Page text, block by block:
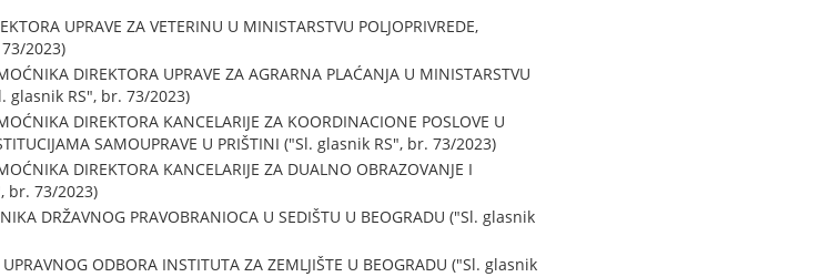
UPRAVE ZA VETERINU U MINISTARSTVU POLJOPRIVREDE,
73/2023)
DIREKTORA UPRAVE ZA AGRARNA PLAĆANJA U MINISTARSTVU
glasnik RS", br. 73/2023)
DIREKTORA KANCELARIJE ZA KOORDINACIONE POSLOVE U
SAMOUPRAVE U PRIŠTINI ("Sl. glasnik RS", br. 73/2023)
DIREKTORA KANCELARIJE ZA DUALNO OBRAZOVANJE I
br. 73/2023)
DRŽAVNOG PRAVOBRANIOCA U SEDIŠTU U BEOGRADU ("Sl. glasnik
UPRAVNOG ODBORA INSTITUTA ZA ZEMLJIŠTE U BEOGRADU ("Sl. glasnik